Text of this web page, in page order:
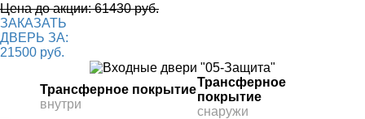
Цена до акции: 61430 руб.
ЗАКАЗАТЬ
ДВЕРЬ ЗА:
21500 руб.
Трансферное покрытие
внутри
Трансферное
покрытие
снаружи